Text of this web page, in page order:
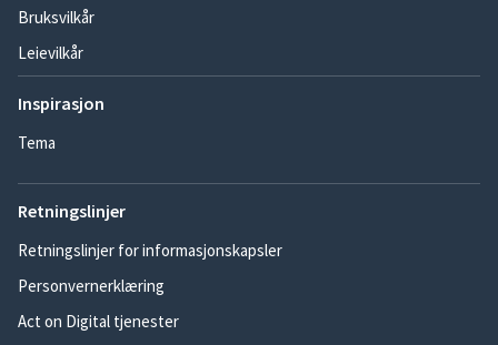
Bruksvilkår
Leievilkår
Inspirasjon
Tema
Retningslinjer
Retningslinjer for informasjonskapsler
Personvernerklæring
Act on Digital tjenester